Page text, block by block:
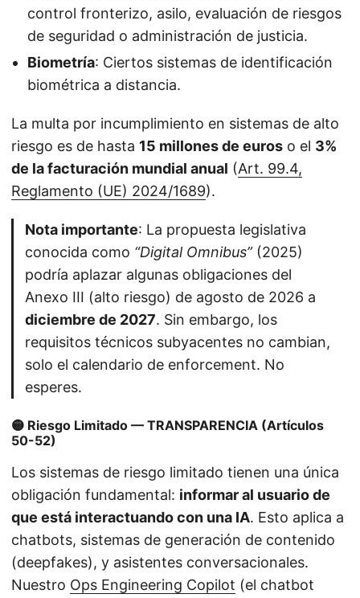
control fronterizo, asilo, evaluación de riesgos
de seguridad o administración de justicia.
Biometría: Ciertos sistemas de identificación
biométrica a distancia.
La multa por incumplimiento en sistemas de alto
riesgo es de hasta 15 millones de euros o el 3%
de la facturación mundial anual (Art. 99.4,
Reglamento (UE) 2024/1689).
Nota importante: La propuesta legislativa
conocida como “Digital Omnibus”(2025)
podría aplazar algunas obligaciones del
Anexo III (alto riesgo) de agosto de 2026 a
diciembre de 2027. Sin embargo, los
requisitos técnicos subyacentes no cambian,
solo el calendario de enforcement. No
esperes.
🟡 Riesgo Limitado — TRANSPARENCIA (Artículos
50-52)
Los sistemas de riesgo limitado tienen una única
obligación fundamental: informar al usuario de
que está interactuando con una IA. Esto aplica a
chatbots, sistemas de generación de contenido
(deepfakes), y asistentes conversacionales.
Nuestro Ops Engineering Copilot (el chatbot